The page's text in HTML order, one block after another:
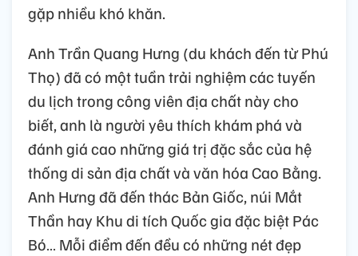
gặp nhiều khó khăn.
Anh Trần Quang Hưng (du khách đến từ Phú
Thọ) đã có một tuần trải nghiệm các tuyến
du lịch trong công viên địa chất này cho
biết, anh là người yêu thích khám phá và
đánh giá cao những giá trị đặc sắc của hệ
thống di sản địa chất và văn hóa Cao Bằng.
Anh Hưng đã đến thác Bản Giốc, núi Mắt
Thần hay Khu di tích Quốc gia đặc biệt Pác
Bó… Mỗi điểm đến đều có những nét đẹp